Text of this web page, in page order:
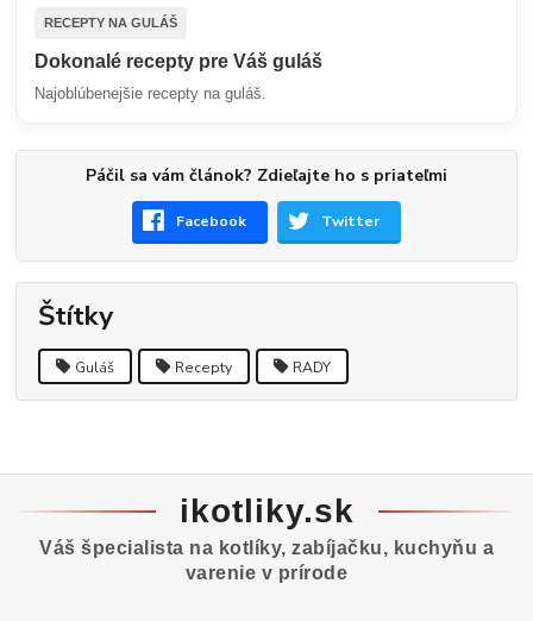
RECEPTY NA GULÁŠ
Dokonalé recepty pre Váš guláš
Najoblúbenejšie recepty na guláš.
Páčil sa vám článok? Zdieľajte ho s priateľmi
Facebook Twitter
Štítky
Guláš Recepty RADY
ikotliky.sk
Váš špecialista na kotlíky, zabíjačku, kuchyňu a
varenie v prírode